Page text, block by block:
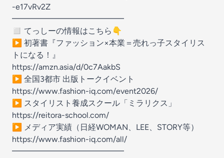
-e17vRv2Z
━━━━━━━━━━━━━━
◻️ てっしーの情報はこちら👇
▶ 初著書『ファッション×本業＝売れっ子スタイリス
トになる！』
https://amzn.asia/d/0c7AakbS
▶ 全国3都市 出版トークイベント
https://www.fashion-iq.com/event2026/
▶ スタイリスト養成スクール「ミラリクス」
https://reitora-school.com/
▶ メディア実績（日経WOMAN、LEE、STORY等）
https://www.fashion-iq.com/all/
━━━━━━━━━━━━━━